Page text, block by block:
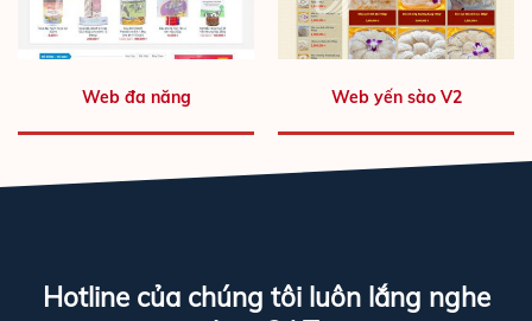
Web đa năng Web yến sào V2
Hotline của chúng tôi luôn lắng nghe